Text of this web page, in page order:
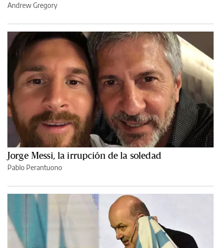
Andrew Gregory
Jorge Messi, la irrupción de la soledad
Pablo Perantuono